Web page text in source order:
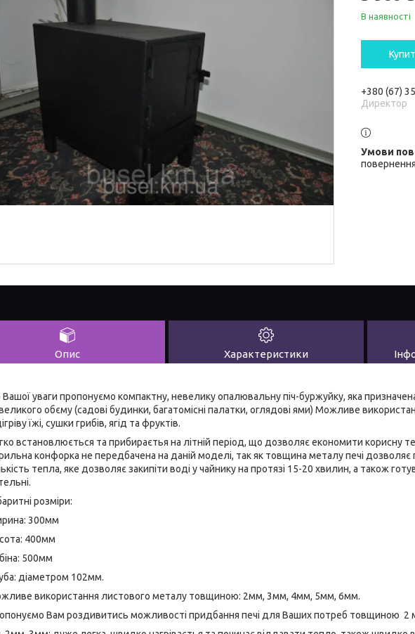
В наявності
+380 (67)
Директор
Опис Характеристики
уваги пропонуємо компактну, невелику опалювальну піч-буржуйку, яка
обєму (садові будинки, багатомісні палатки, оглядові ями) Можливе
їжі, сушки грибів, ягід та фруктів.
встановлюється та прибираєтья на літній період, що дозволяє економити корисну
конфорка не передбачена на даній моделі, так як товщина металу печі
тепла, яке дозволяє закипіти воді у чайнику на протязі 15-20 хвилин, а також
розміри:
300мм
400мм
500мм
діаметром 102мм.
використання листового металу товщиною: 2мм, 3мм, 4мм, 5мм, 6мм.
Вам роздивитись можливості придбання печі для Ваших потреб товщиною 2